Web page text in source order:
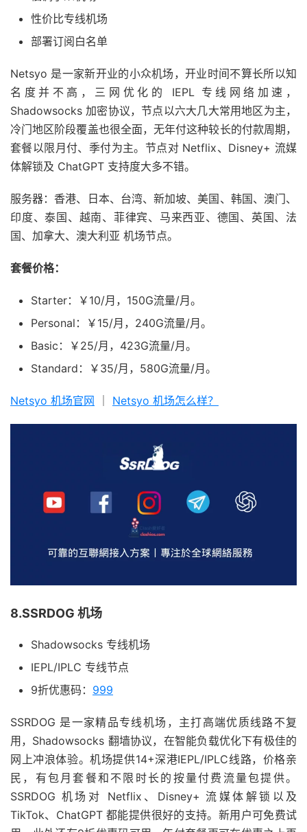
性价比专线机场
部署订阅白名单
Netsyo 是一家新开业的小众机场，开业时间不算长所以知
名度并不高，三网优化的 IEPL 专线网络加速，
Shadowsocks 加密协议，节点以六大几大常用地区为主，
冷门地区阶段覆盖也很全面，无年付这种较长的付款周期，
套餐以限月付、季付为主。节点对 Netflix、Disney+ 流媒
体解锁及 ChatGPT 支持度大多不错。
服务器：香港、日本、台湾、新加坡、美国、韩国、澳门、
印度、泰国、越南、菲律宾、马来西亚、德国、英国、法
国、加拿大、澳大利亚 机场节点。
套餐价格：
Starter：￥10/月，150G流量/月。
Personal：￥15/月，240G流量/月。
Basic：￥25/月，423G流量/月。
Standard：￥35/月，580G流量/月。
Netsyo 机场官网 Netsyo 机场怎么样？
8.SSRDOG 机场
Shadowsocks 专线机场
IEPL/IPLC 专线节点
9折优惠码： 999
SSRDOG 是一家精品专线机场，主打高端优质线路不复
用，Shadowsocks 翻墙协议，在智能负载优化下有极佳的
网上冲浪体验。机场提供14+深港IEPL/IPLC线路，价格亲
民，有包月套餐和不限时长的按量付费流量包提供。
SSRDOG 机场对 Netflix、Disney+ 流媒体解锁以及
TikTok、ChatGPT 都能提供很好的支持。新用户可免费试